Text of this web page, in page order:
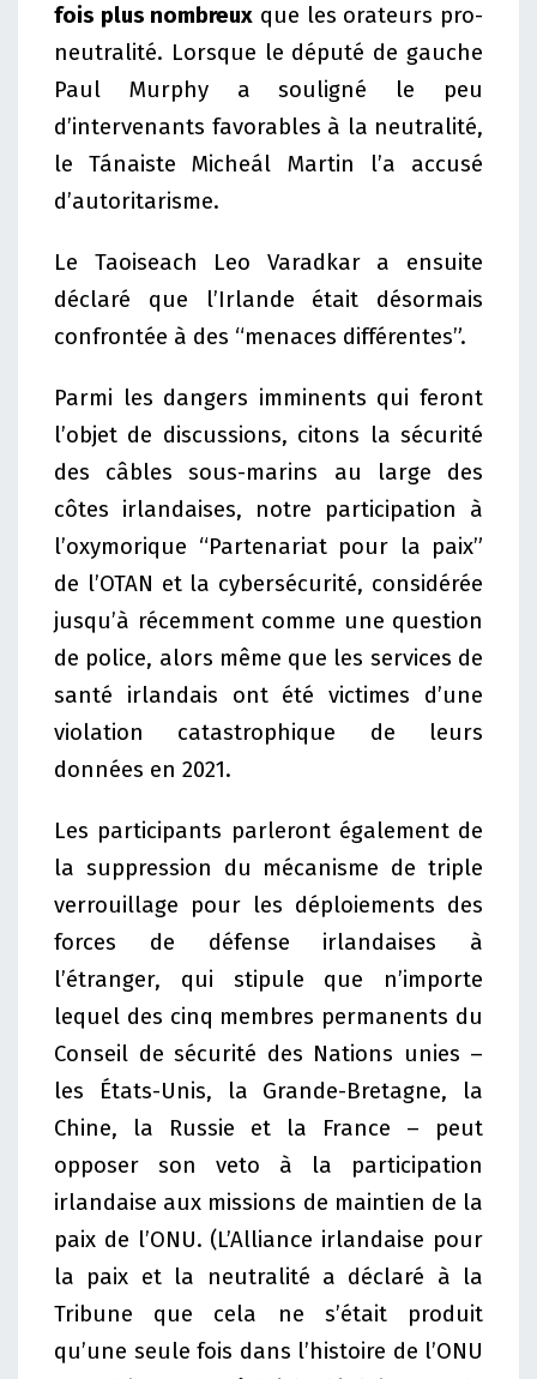
fois plus nombreux que les orateurs pro-
neutralité. Lorsque le député de gauche
Paul Murphy a souligné le peu
d’intervenants favorables à la neutralité,
le Tánaiste Micheál Martin l’a accusé
d’autoritarisme.
Le Taoiseach Leo Varadkar a ensuite
déclaré que l’Irlande était désormais
confrontée à des “menaces différentes”.
Parmi les dangers imminents qui feront
l’objet de discussions, citons la sécurité
des câbles sous-marins au large des
côtes irlandaises, notre participation à
l’oxymorique “Partenariat pour la paix”
de l’OTAN et la cybersécurité, considérée
jusqu’à récemment comme une question
de police, alors même que les services de
santé irlandais ont été victimes d’une
violation catastrophique de leurs
données en 2021.
Les participants parleront également de
la suppression du mécanisme de triple
verrouillage pour les déploiements des
forces de défense irlandaises à
l’étranger, qui stipule que n’importe
lequel des cinq membres permanents du
Conseil de sécurité des Nations unies –
les États-Unis, la Grande-Bretagne, la
Chine, la Russie et la France – peut
opposer son veto à la participation
irlandaise aux missions de maintien de la
paix de l’ONU. (L’Alliance irlandaise pour
la paix et la neutralité a déclaré à la
Tribune que cela ne s’était produit
qu’une seule fois dans l’histoire de l’ONU